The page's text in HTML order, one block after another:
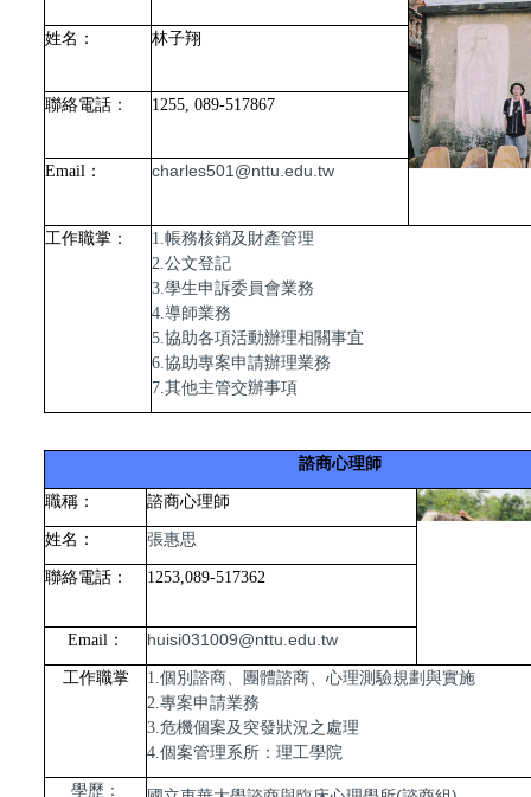
姓名： 林子翔
聯絡電話： 1255, 089-517867
Email ： charles501@nttu.edu.tw
工作職掌： 1.帳務核銷及 財產管理
2.公文登記
3.學生申訴委員會業務
4.導師業務
5.協助各項活動辦理相關事宜
6.協助專案申請辦理業務
7.其他主管交辦事項
諮商心理師
職稱： 諮商心理師
姓名： 張惠思
聯絡電話： 1253,089-517362
Email ： huisi031009@nttu.edu.tw
工作職掌
1.個別諮商、團體諮商、心理測驗規劃與實施
2.專案申請業務
3.危機個案及突發狀況之處理
4.個案管理系所：理工學院
學歷：